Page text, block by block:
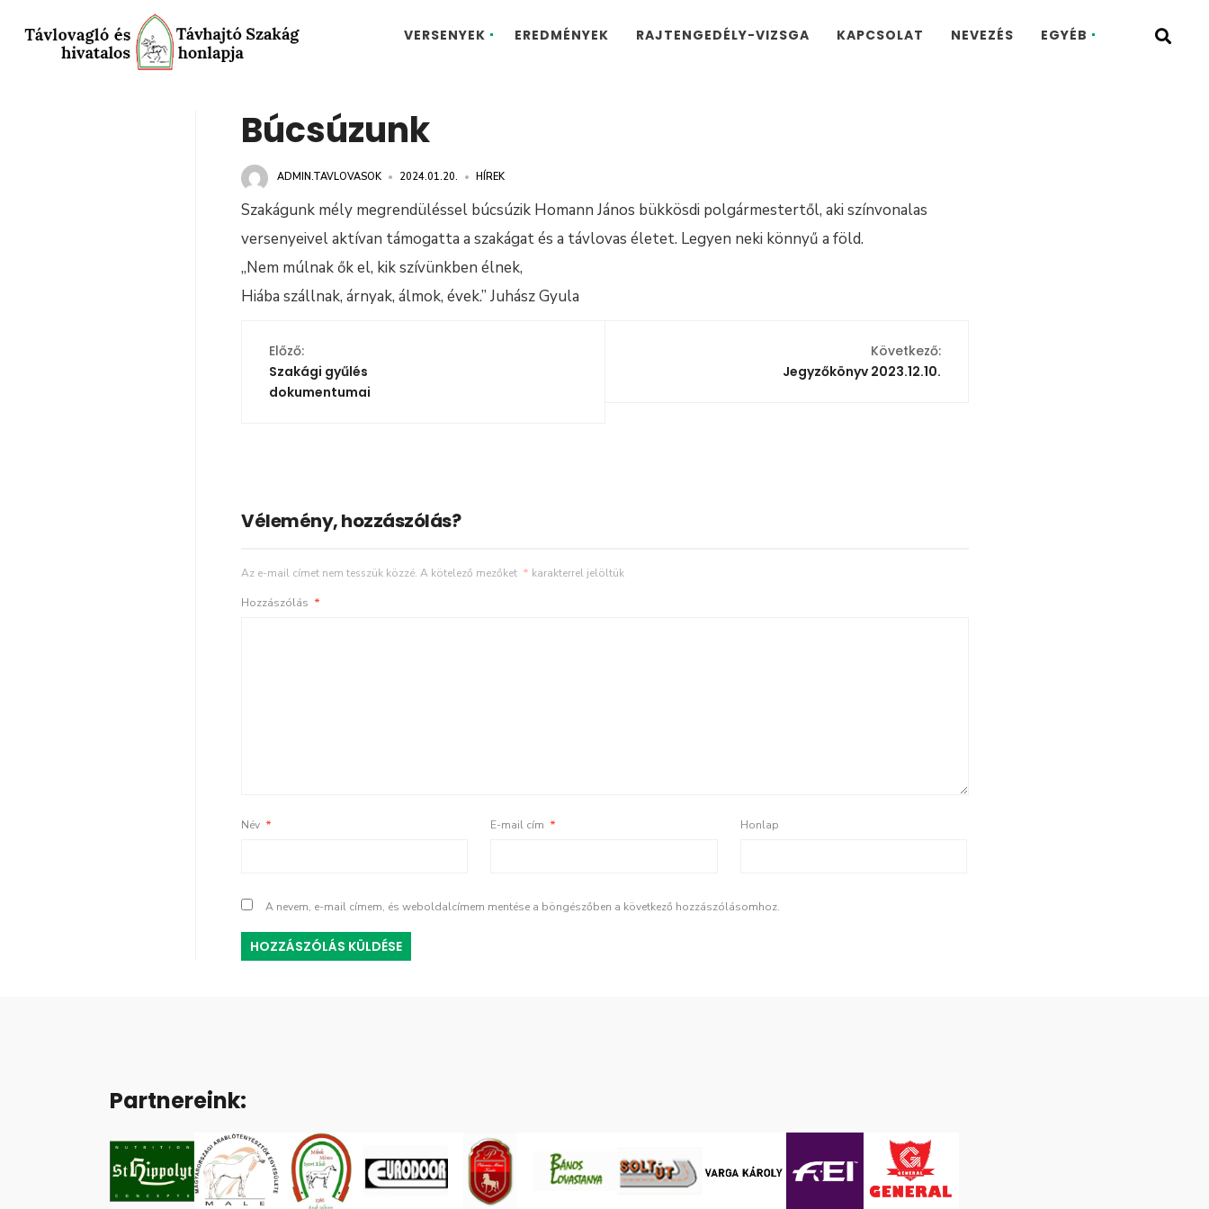
VERSENYEK EREDMÉNYEK RAJTENGEDÉLY-VIZSGA KAPCSOLAT NEVEZÉS EGYÉB
Búcsúzunk
ADMIN.TAVLOVASOK • 2024.01.20. • HÍREK
Szakágunk mély megrendüléssel búcsúzik Homann János bükkösdi polgármestertől, aki színvonalas
versenyeivel aktívan támogatta a szakágat és a távlovas életet. Legyen neki könnyű a föld.
„Nem múlnak ők el, kik szívünkben élnek,
Hiába szállnak, árnyak, álmok, évek.” Juhász Gyula
Előző:
Szakági gyűlés
dokumentumai
Következő:
Jegyzőkönyv 2023.12.10.
Vélemény, hozzászólás?
Az e-mail címet nem tesszük közzé. A kötelező mezőket * karakterrel jelöltük
Hozzászólás *
Név * E-mail cím * Honlap
A nevem, e-mail címem, és weboldalcímem mentése a böngészőben a következő hozzászólásomhoz.
Partnereink: